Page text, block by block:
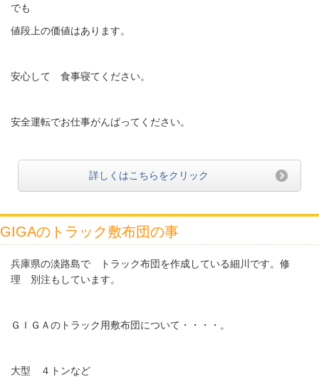
でも
値段上の価値はあります。
安心して 食事寝てください。
安全運転でお仕事がんばってください。
詳しくはこちらをクリック
GIGAのトラック敷布団の事
兵庫県の淡路島で トラック布団を作成している細川です。修
理 別注もしています。
ＧＩＧＡのトラック用敷布団について・・・・。
大型 ４トンなど